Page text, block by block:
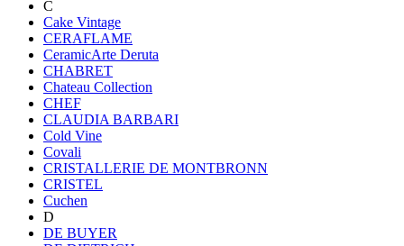
C
Cake Vintage
CERAFLAME
CeramicArte Deruta
CHABRET
Chateau Collection
CHEF
CLAUDIA BARBARI
Cold Vine
Covali
CRISTALLERIE DE MONTBRONN
CRISTEL
Cuchen
D
DE BUYER